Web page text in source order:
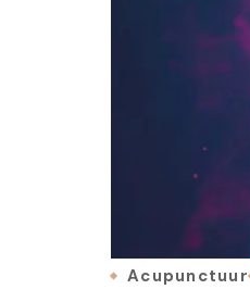
Acupunctuur